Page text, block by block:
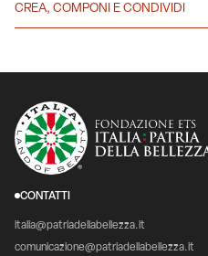
CREA, COMPONI E CONDIVIDI
CONTATTI
italia@patriadellabellezza.it
comunicazione@patriadellabellezza.it